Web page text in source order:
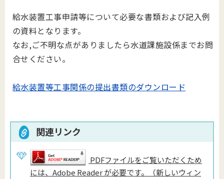
給水装置工事申請等について必要な書類および記入例
の資料となります。
なお,ご不明な点がありましたら水道課施設係までお問
合せください。
給水装置等工事関係の提出書類のダウンロード
関連リンク
PDFファイルをご覧いただくため
には、Adobe Reader が必要です。（新しいウィン